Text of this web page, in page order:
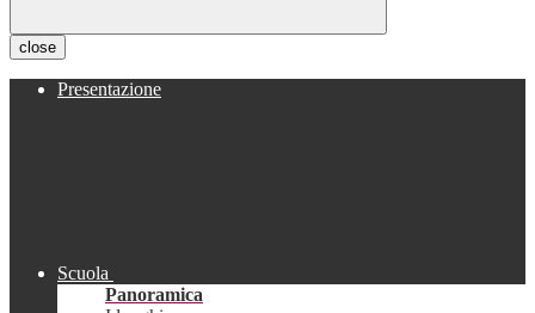
close
Presentazione
Scuola
Panoramica